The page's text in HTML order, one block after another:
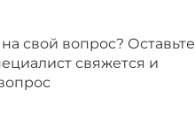
свой вопрос? Оставьте
свяжется и